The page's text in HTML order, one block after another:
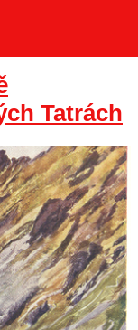
Tatrách